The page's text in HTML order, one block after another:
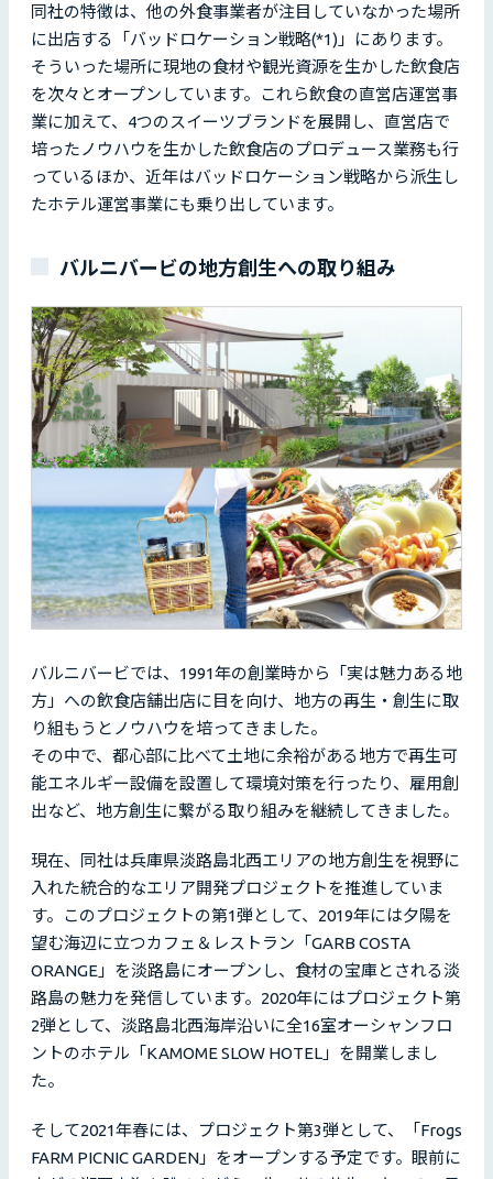
同社の特徴は、他の外食事業者が注目していなかった場所
に出店する「バッドロケーション戦略(*1)」にあります。
そういった場所に現地の食材や観光資源を生かした飲食店
を次々とオープンしています。これら飲食の直営店運営事
業に加えて、4つのスイーツブランドを展開し、直営店で
培ったノウハウを生かした飲食店のプロデュース業務も行
っているほか、近年はバッドロケーション戦略から派生し
たホテル運営事業にも乗り出しています。
バルニバービの地方創生への取り組み
バルニバービでは、1991年の創業時から「実は魅力ある地
方」への飲食店舗出店に目を向け、地方の再生・創生に取
り組もうとノウハウを培ってきました。
その中で、都心部に比べて土地に余裕がある地方で再生可
能エネルギー設備を設置して環境対策を行ったり、雇用創
出など、地方創生に繋がる取り組みを継続してきました。
現在、同社は兵庫県淡路島北西エリアの地方創生を視野に
入れた統合的なエリア開発プロジェクトを推進していま
す。このプロジェクトの第1弾として、2019年には夕陽を
望む海辺に立つカフェ＆レストラン「GARB COSTA
ORANGE」を淡路島にオープンし、食材の宝庫とされる淡
路島の魅力を発信しています。2020年にはプロジェクト第
2弾として、淡路島北西海岸沿いに全16室オーシャンフロ
ントのホテル「KAMOME SLOW HOTEL」を開業しまし
た。
そして2021年春には、プロジェクト第3弾として、「Frogs
FARM PICNIC GARDEN」をオープンする予定です。眼前に